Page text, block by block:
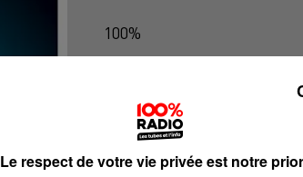
100%
Le respect de votre vie privée est notre